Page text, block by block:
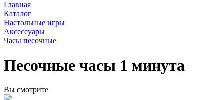
Главная
Каталог
Настольные игры
Аксессуары
Часы песочные
Песочные часы 1 минута
Вы смотрите